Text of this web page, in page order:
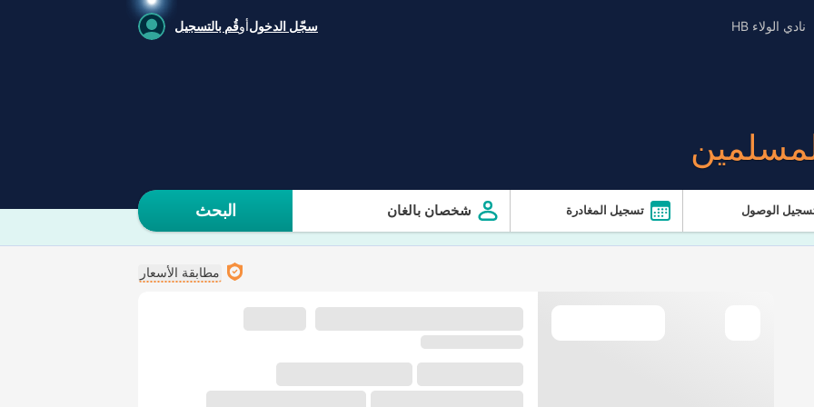
نادي الولاء HB سجّل الدخولأوقُم بالتسجيل
الوصول تسجيل المغادرة شخصان بالغان البحث
مطابقة الأسعار